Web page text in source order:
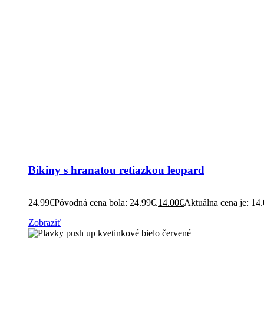
Bikiny s hranatou retiazkou leopard
24.99€Pôvodná cena bola: 24.99€.14.00€Aktuálna cena je:
Zobraziť